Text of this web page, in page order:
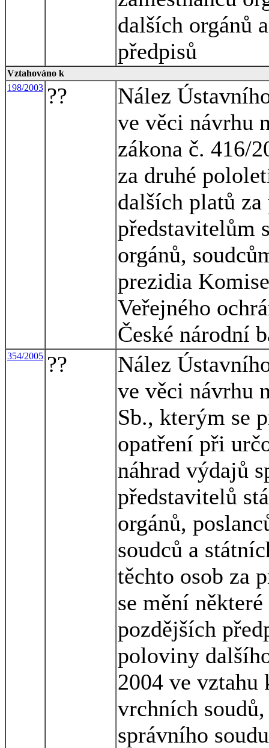
dalších orgánů
předpisů
Vztahováno k
198/2003 ??
Nález
ve věci návrhu
zákona č. 416/
za druhé
dalších platů
představitelům
orgánů,
prezidia
Veřejného
České národní
354/2005 ??
Nález
ve věci návrhu
Sb., kterým se
opatření při
náhrad výdajů
představitelů
orgánů,
soudců a
těchto osob za
se mění
pozdějších
poloviny
2004 ve vztahu
vrchních
správního soudu